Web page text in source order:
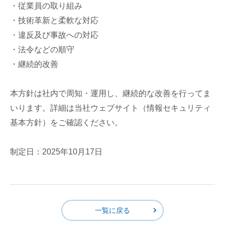
・従業員の取り組み
・技術革新と柔軟な対応
・違反及び事故への対応
・法令などの順守
・継続的改善
本方針は社内で周知・運用し、継続的な改善を行ってま
いります。詳細は当社ウェブサイト（情報セキュリティ
基本方針）をご確認ください。
制定日：2025年10月17日
一覧に戻る